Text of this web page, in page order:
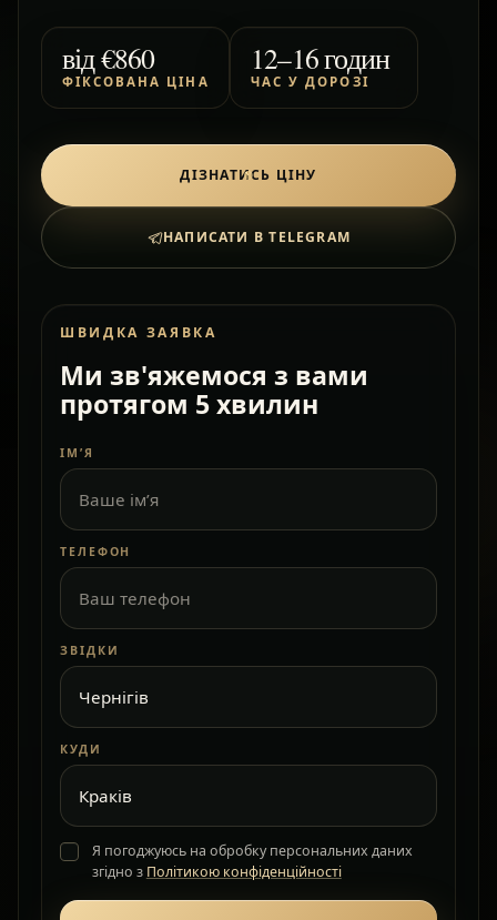
від€860
ФІКСОВАНА ЦІНА
12–16 годин
ЧАС У ДОРОЗІ
ДІЗНАТИСЬ ЦІНУ
НАПИСАТИ В TELEGRAM
ШВИДКА ЗАЯВКА
Ми зв'яжемося з вами
протягом 5 хвилин
ІМ’Я
ТЕЛЕФОН
ЗВІДКИ
КУДИ
Я погоджуюсь на обробку персональних даних
згідно з Політикою конфіденційності